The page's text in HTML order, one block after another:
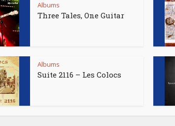
Albums
Three Tales, One Guitar
Albums
Suite 2116 – Les Colocs